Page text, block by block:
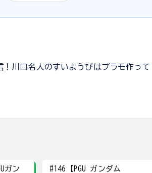
！川口名人のすいようびはプラモ作っ
ガン
#146【PGU ガンダム